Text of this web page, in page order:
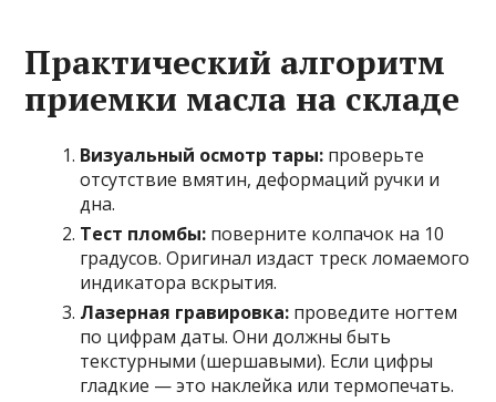
Практический алгоритм
приемки масла на складе
Визуальный осмотр тары: проверьте
отсутствие вмятин, деформаций ручки и
дна.
Тест пломбы: поверните колпачок на 10
градусов. Оригинал издаст треск ломаемого
индикатора вскрытия.
Лазерная гравировка: проведите ногтем
по цифрам даты. Они должны быть
текстурными (шершавыми). Если цифры
гладкие — это наклейка или термопечать.